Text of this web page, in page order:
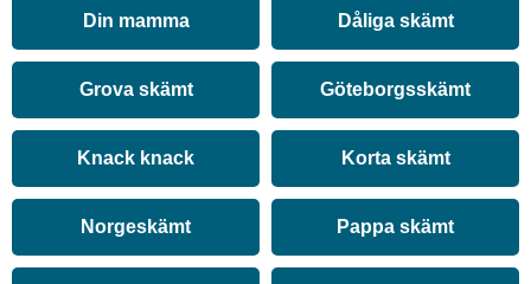
Din mamma Dåliga skämt
Grova skämt Göteborgsskämt
Knack knack Korta skämt
Norgeskämt Pappa skämt